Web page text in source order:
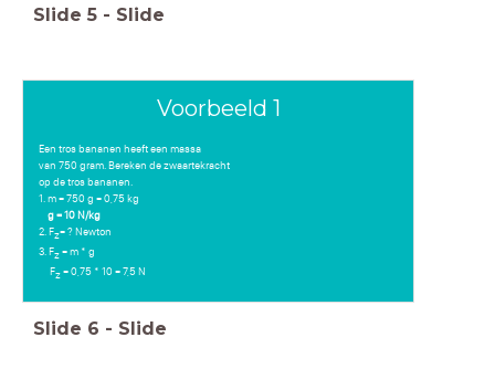
Slide 5 - Slide
Voorbeeld 1
Een tros bananen heeft een massa
van 750 gram. Bereken de zwaartekracht
op de tros bananen.
1. m = 750 g = 0,75 kg
g = 10 N/kg
2. Fz= ? Newton
3. Fz= m * g
Fz= 0,75 * 10 = 7,5 N
Slide 6 - Slide